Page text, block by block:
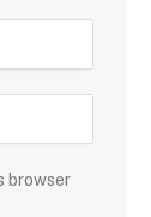
browser